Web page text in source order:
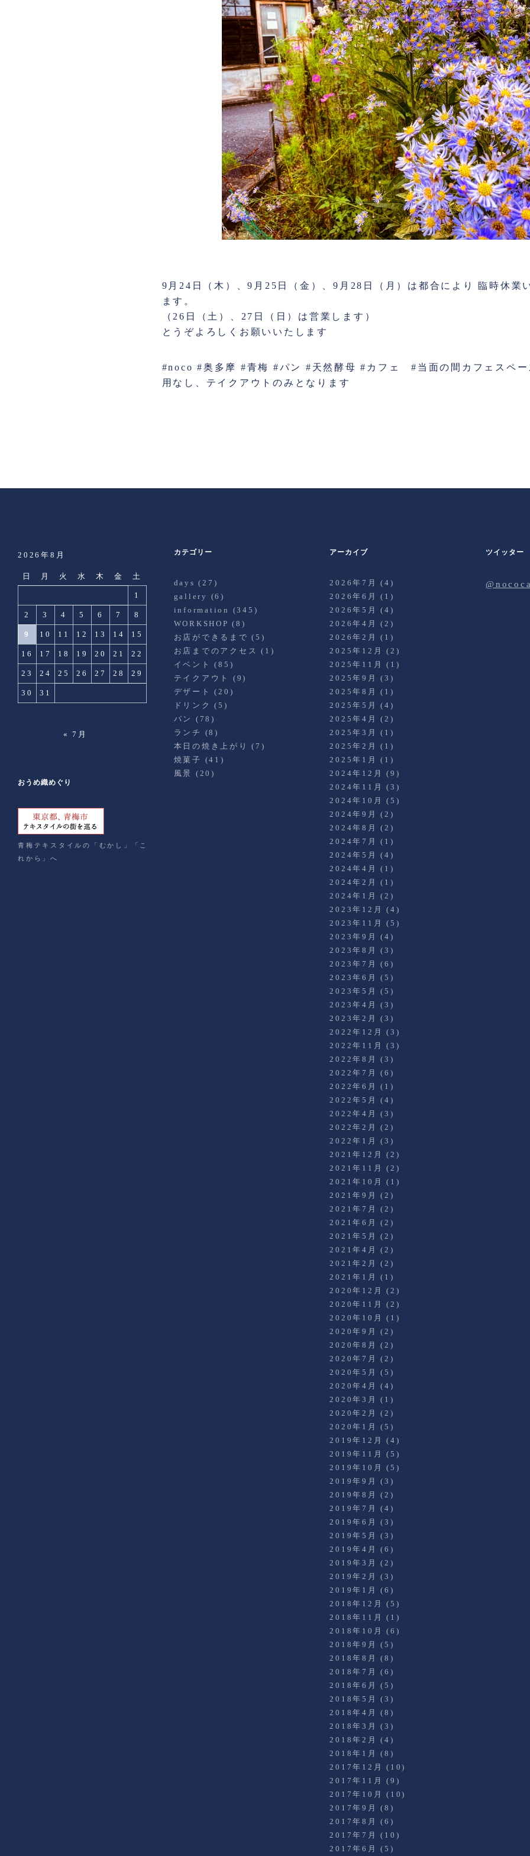
9月24日（木）、9月25日（金）、9月28日（月）は都合により 臨時休業
ます。
（26日（土）、27日（日）は営業します）
とうぞよろしくお願いいたします
#noco #奥多摩 #青梅 #パン #天然酵母 #カフェ #当面の間カフェスペー
用なし、テイクアウトのみとなります
2026年8月
日 月 火 水 木 金 土
1
2 3 4 5 6 7 8
9 10 11 12 13 14 15
16 17 18 19 20 21 22
23 24 25 26 27 28 29
30 31
« 7月
おうめ織めぐり
青梅テキスタイルの「むかし」「こ
れから」へ
カテゴリー
days (27)
gallery (6)
information
(345)
WORKSHOP (8)
お店ができるまで (5)
お店までのアクセス
(1)
イベント
(85)
テイクアウト
(9)
デザート
(20)
ドリンク
(5)
パン
(78)
ランチ
(8)
本日の焼き上がり
(7)
焼菓子 (41)
風景 (20)
アーカイブ
2026年7月
(4)
2026年6月
(1)
2026年5月
(4)
2026年4月
(2)
2026年2月
(1)
2025年12月
(2)
2025年11月
(1)
2025年9月
(3)
2025年8月
(1)
2025年5月
(4)
2025年4月
(2)
2025年3月
(1)
2025年2月
(1)
2025年1月
(1)
2024年12月
(9)
2024年11月
(3)
2024年10月
(5)
2024年9月
(2)
2024年8月
(2)
2024年7月
(1)
2024年5月
(4)
2024年4月
(1)
2024年2月
(1)
2024年1月
(2)
2023年12月
(4)
2023年11月
(5)
2023年9月
(4)
2023年8月
(3)
2023年7月
(6)
2023年6月
(5)
2023年5月
(5)
2023年4月
(3)
2023年2月
(3)
2022年12月
(3)
2022年11月
(3)
2022年8月
(3)
2022年7月
(6)
2022年6月
(1)
2022年5月
(4)
2022年4月
(3)
2022年2月
(2)
2022年1月
(3)
2021年12月
(2)
2021年11月
(2)
2021年10月
(1)
2021年9月
(2)
2021年7月
(2)
2021年6月
(2)
2021年5月
(2)
2021年4月
(2)
2021年2月
(2)
2021年1月
(1)
2020年12月
(2)
2020年11月
(2)
2020年10月
(1)
2020年9月
(2)
2020年8月
(2)
2020年7月
(2)
2020年5月
(5)
2020年4月
(4)
2020年3月
(1)
2020年2月
(2)
2020年1月
(5)
2019年12月
(4)
2019年11月
(5)
2019年10月
(5)
2019年9月
(3)
2019年8月
(2)
2019年7月
(4)
2019年6月
(3)
2019年5月
(3)
2019年4月
(6)
2019年3月
(2)
2019年2月
(3)
2019年1月
(6)
2018年12月
(5)
2018年11月
(1)
2018年10月
(6)
2018年9月
(5)
2018年8月
(8)
2018年7月
(6)
2018年6月
(5)
2018年5月
(3)
2018年4月
(8)
2018年3月
(3)
2018年2月
(4)
2018年1月
(8)
2017年12月
(10)
2017年11月
(9)
2017年10月
(10)
2017年9月
(8)
2017年8月
(6)
2017年7月
(10)
2017年6月
(5)
ツイッター